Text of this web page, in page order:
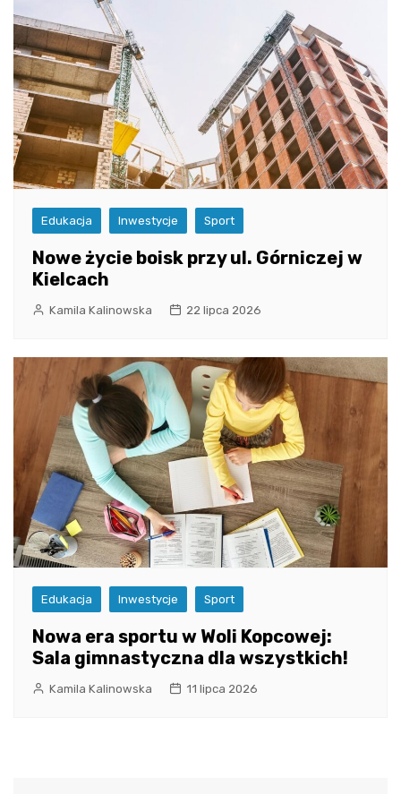
Edukacja Inwestycje Sport
Nowe życie boisk przy ul. Górniczej w
Kielcach
Kamila Kalinowska 22 lipca 2026
Edukacja Inwestycje Sport
Nowa era sportu w Woli Kopcowej:
Sala gimnastyczna dla wszystkich!
Kamila Kalinowska 11 lipca 2026